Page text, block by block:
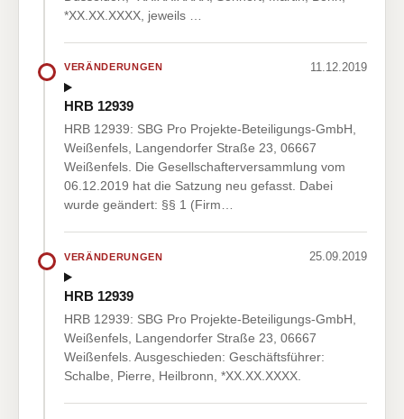
*XX.XX.XXXX, jeweils …
VERÄNDERUNGEN 11.12.2019
HRB 12939
HRB 12939: SBG Pro Projekte-Beteiligungs-GmbH,
Weißenfels, Langendorfer Straße 23, 06667
Weißenfels. Die Gesellschafterversammlung vom
06.12.2019 hat die Satzung neu gefasst. Dabei
wurde geändert: §§ 1 (Firm…
VERÄNDERUNGEN 25.09.2019
HRB 12939
HRB 12939: SBG Pro Projekte-Beteiligungs-GmbH,
Weißenfels, Langendorfer Straße 23, 06667
Weißenfels. Ausgeschieden: Geschäftsführer:
Schalbe, Pierre, Heilbronn, *XX.XX.XXXX.